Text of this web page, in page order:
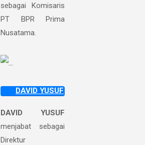
sebagai Komisaris
PT BPR Prima
Nusatama.
DAVID YUSUF
DAVID YUSUF
menjabat sebagai
Direktur